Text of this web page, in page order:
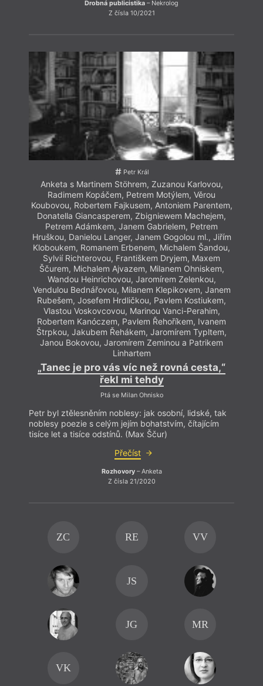
Drobná publicistika – Nekrolog
Z čísla 10/2021
Petr Král
Anketa s Martinem Stöhrem, Zuzanou Karlovou,
Radimem Kopáčem, Petrem Motýlem, Věrou
Koubovou, Robertem Fajkusem, Antoniem Parentem,
Donatella Giancasperem, Zbigniewem Machejem,
Petrem Adámkem, Janem Gabrielem, Petrem
Hruškou, Danielou Langer, Janem Gogolou ml., Jiřím
Kloboukem, Romanem Erbenem, Michalem Šandou,
Sylvií Richterovou, Františkem Dryjem, Maxem
Ščurem, Michalem Ajvazem, Milanem Ohniskem,
Wandou Heinrichovou, Jaromírem Zelenkou,
Vendulou Bednářovou, Milanem Klepikovem, Janem
Rubešem, Josefem Hrdličkou, Pavlem Kostiukem,
Vlastou Voskovcovou, Marinou Vanci-Perahim,
Robertem Kanóczem, Pavlem Řehoříkem, Ivanem
Štrpkou, Jakubem Řehákem, Jaromírem Typltem,
Janou Bokovou, Jaromírem Zeminou a Patrikem
Linhartem
„Tanec je pro vás víc než rovná cesta,“
řekl mi tehdy
Ptá se Milan Ohnisko
Petr byl ztělesněním noblesy: jak osobní, lidské, tak
noblesy poezie s celým jejím bohatstvím, čítajícím
tisíce let a tisíce odstínů. (Max Ščur)
Přečíst
Rozhovory– Anketa
Z čísla 21/2020
ZC RE VV
JS
JG MR
VK